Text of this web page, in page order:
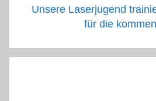
Unsere Laserjugend
für die